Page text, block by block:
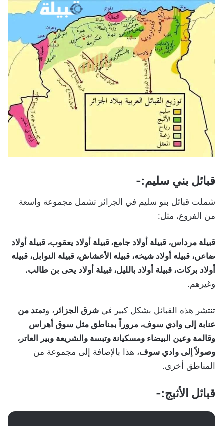
قبائل بني سليم:-
شملت قبائل بنو سليم في الجزائر تشمل مجموعة واسعة
من الفروع، مثل:
قبيلة مرداس، قبيلة أولاد جامع، قبيلة أولاد يعقوب، قبيلة أولاد
ضاعن، قبيلة أولاد شيخة، قبيلة الأعشاش، قبيلة النوابل، قبيلة
أولاد بركات، قبيلة أولاد بالليل، قبيلة أولاد يحى بن طالب،
وغيرهم.
تنتشر هذه القبائل بشكل كبير في شرق الجزائر ، وتمتد من
عنابة إلى وادي سوف، مروراً بمناطق مثل سوق أهراس
وقالمة وعين البيضاء ومسكيانة وتبسة والشريعة وبير العاتر،
وصولاً إلى وادي سوف، هذا بالإضافة إلى مجموعة من
المناطق أخرى.
قبائل الأثبج:-